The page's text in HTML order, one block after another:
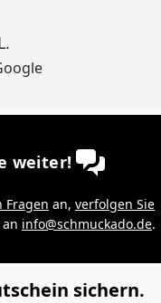
weiter!
Fragen an, verfolgen Sie
info@schmuckado.de.
sichern.